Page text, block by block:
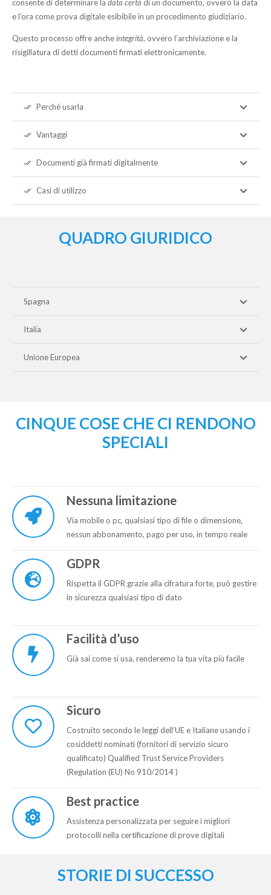
consente di determinare la data certa di un documento, ovvero la data
e l’ora come prova digitale esibibile in un procedimento giudiziario.
Questo processo offre ancheintegrità, ovvero l’archiviazione e la
risigillatura di detti documenti firmati elettronicamente.
done_all Perché usarla
done_all Vantaggi
done_all Documenti già firmati digitalmente
done_all Casi di utilizzo
QUADRO GIURIDICO
Spagna
Italia
Unione Europea
CINQUE COSE CHE CI RENDONO
SPECIALI
Nessuna limitazione
Via mobile o pc, qualsiasi tipo di file o dimensione,
nessun abbonamento, pago per uso, in tempo reale
GDPR
Rispetta il GDPR grazie alla cifratura forte, può gestire
in sicurezza qualsiasi tipo di dato
Facilità d’uso
Già sai come si usa, renderemo la tua vita più facile
Sicuro
Costruito secondo le leggi dell’UE e Italiane usando i
cosiddetti nominati (fornitori di servizio sicuro
qualificato) Qualified Trust Service Providers
(Regulation (EU) No 910/2014 )
Best practice
Assistenza personalizzata per seguire i migliori
protocolli nella certificazione di prove digitali
STORIE DI SUCCESSO